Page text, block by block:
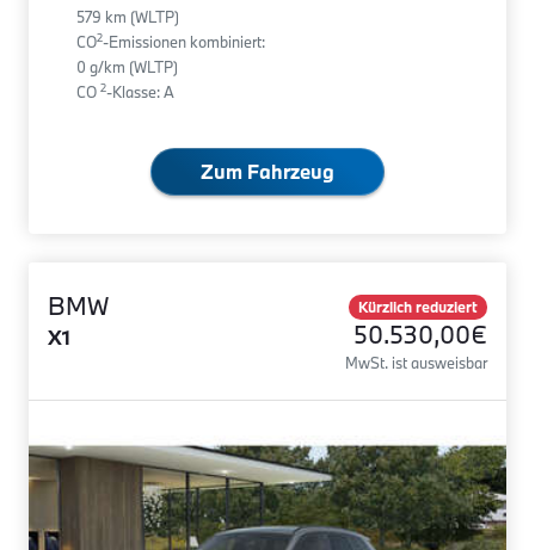
579 km (WLTP)
CO2-Emissionen kombiniert:
0 g/km (WLTP)
CO 2-Klasse: A
Zum Fahrzeug
BMW
X1
Kürzlich reduziert
50.530,00€
MwSt. ist ausweisbar